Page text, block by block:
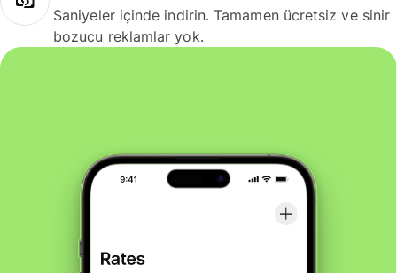
Saniyeler içinde indirin. Tamamen ücretsiz ve sinir
bozucu reklamlar yok.